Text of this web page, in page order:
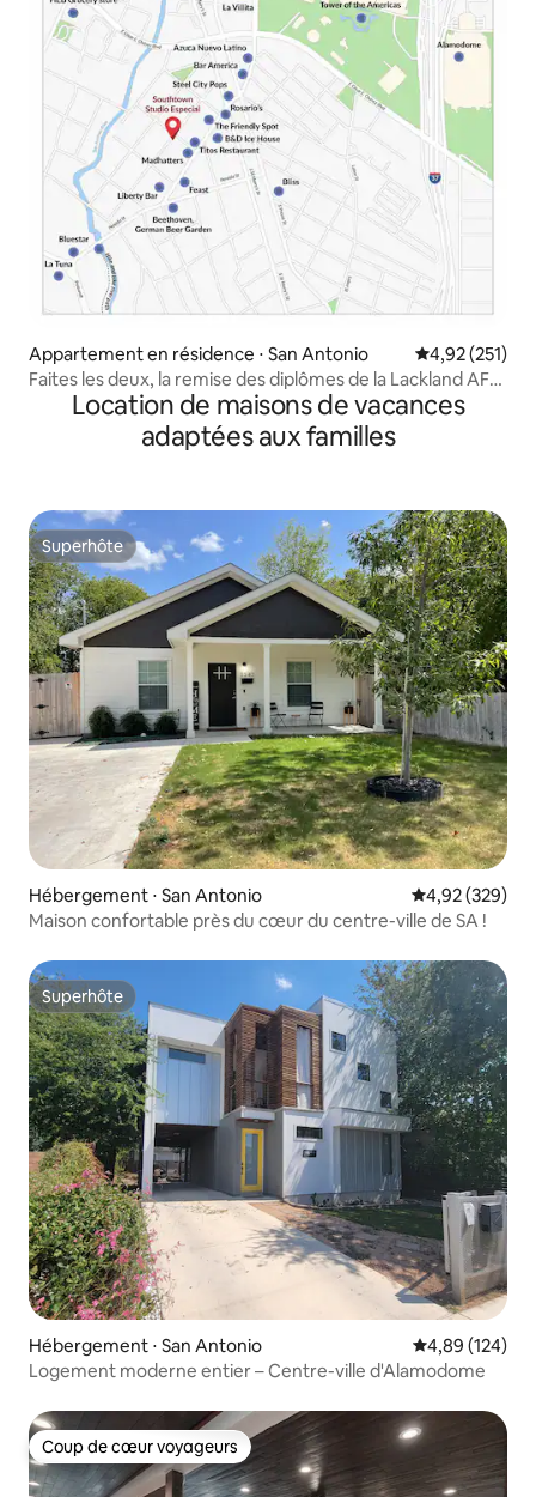
Appartement en résidence ⋅ San Antonio Évaluation
4,92 (251)
Faites les deux, la remise des diplômes de la Lackland AFB
et le Riverwalk !
Location de maisons de vacances
adaptées aux familles
Superhôte
Superhôte
Hébergement ⋅ San Antonio Évaluation
4,92 (329)
Maison confortable près du cœur du centre-ville de SA !
Superhôte
Superhôte
Hébergement ⋅ San Antonio Évaluation
4,89 (124)
Logement moderne entier – Centre-ville d'Alamodome
Coup de cœur voyageurs
Coup de cœur voyageurs